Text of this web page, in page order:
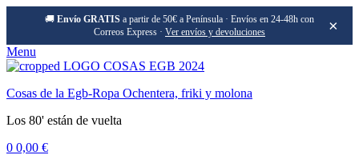
🚚 Envío GRATIS a partir de 50€ a Península · Envíos en 24-48h con
Correos Express · Ver envíos y devoluciones ×
Menu
Cosas de la Egb-Ropa Ochentera, friki y molona
Los 80' están de vuelta
0 0,00 €